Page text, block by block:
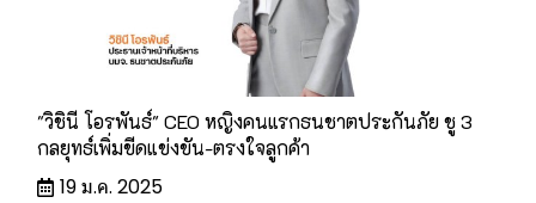
"วิชินี โอรพันธ์" CEO หญิงคนแรกธนชาตประกันภัย ชู 3
กลยุทธ์เพิ่มขีดแข่งขัน-ตรงใจลูกค้า
19 ม.ค. 2025